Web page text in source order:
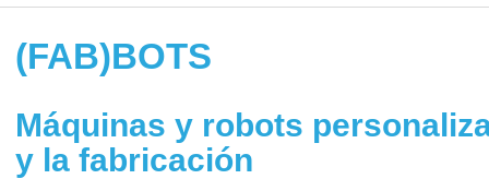
(FAB)BOTS
Máquinas y robots
y la fabricación